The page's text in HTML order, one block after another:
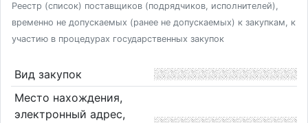
Реестр (список) поставщиков (подрядчиков, исполнителей),
временно не допускаемых (ранее не допускаемых) к закупкам, к
участию в процедурах государственных закупок
Вид закупок
Место нахождения,
электронный адрес,